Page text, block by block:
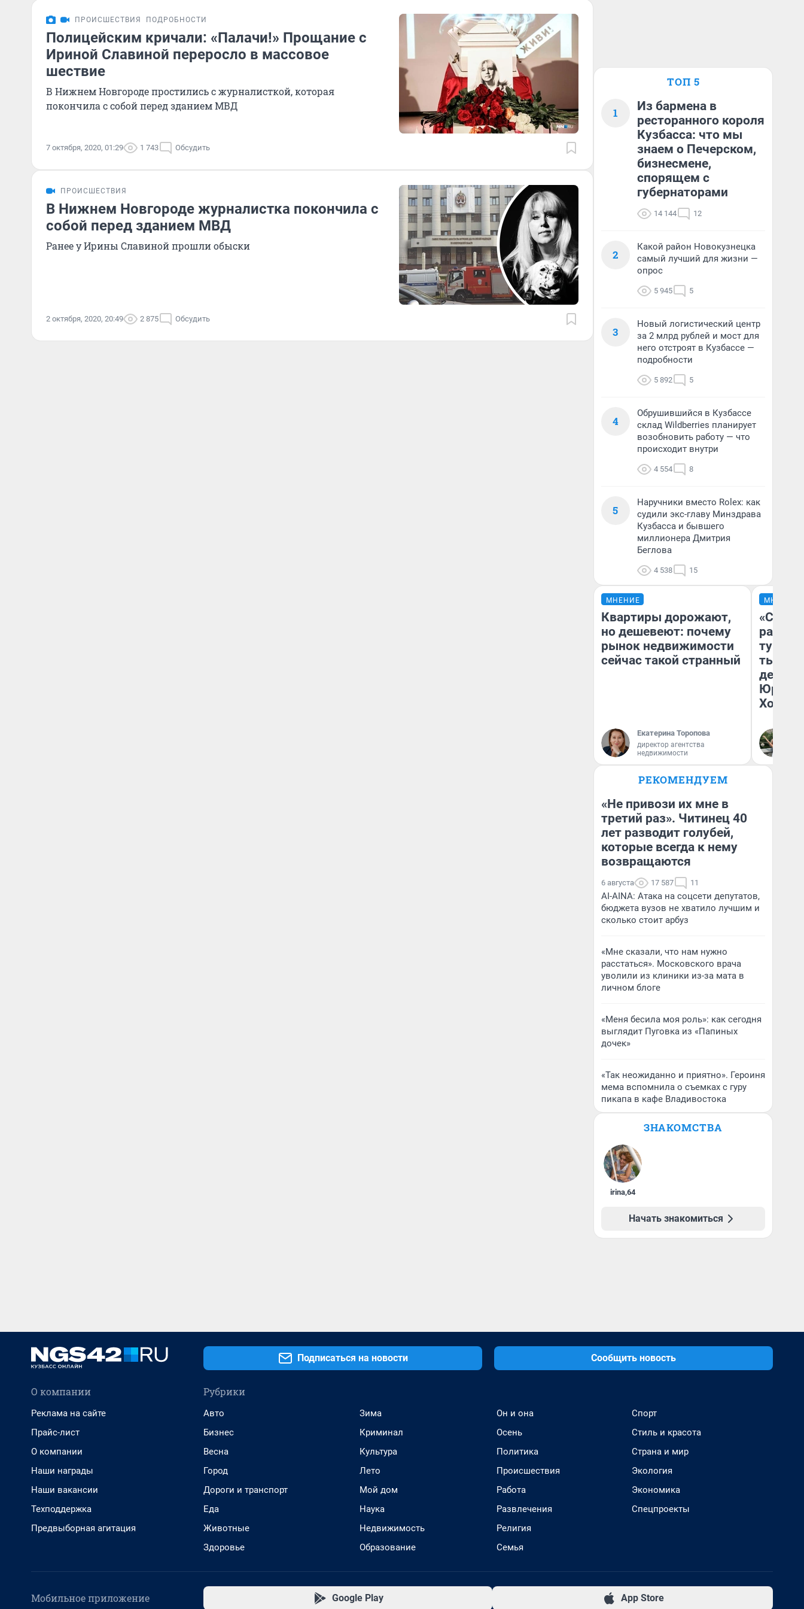
ПРОИСШЕСТВИЯ ПОДРОБНОСТИ
Полицейским кричали: «Палачи!» Прощание с
Ириной Славиной переросло в массовое
шествие
В Нижнем Новгороде простились с журналисткой, которая
покончила с собой перед зданием МВД
7 октября, 2020, 01:29 1 743 Обсудить
ПРОИСШЕСТВИЯ
В Нижнем Новгороде журналистка покончила с
собой перед зданием МВД
Ранее у Ирины Славиной прошли обыски
2 октября, 2020, 20:49 2 875 Обсудить
ТОП 5
1
Из бармена в
ресторанного короля
Кузбасса: что мы
знаем о Печерском,
бизнесмене,
спорящем с
губернаторами
14 144 12
2
Какой район Новокузнецка
самый лучший для жизни —
опрос
5 945 5
3
Новый логистический центр
за 2 млрд рублей и мост для
него отстроят в Кузбассе —
подробности
5 892 5
4
Обрушившийся в Кузбассе
склад Wildberries планирует
возобновить работу — что
происходит внутри
4 554 8
5
Наручники вместо Rolex: как
судили экс-главу Минздрава
Кузбасса и бывшего
миллионера Дмитрия
Беглова
4 538 15
МНЕНИЕ
Квартиры дорожают,
но дешевеют: почему
рынок недвижимости
сейчас такой странный
Екатерина Торопова
директор агентства
недвижимости
МНЕНИЕ
тысяч,
день
РЕКОМЕНДУЕМ
«Не привози их мне в
третий раз». Читинец 40
лет разводит голубей,
которые всегда к нему
возвращаются
6 августа 17 587 11
AI-AINA: Атака на соцсети депутатов,
бюджета вузов не хватило лучшим и
сколько стоит арбуз
«Мне сказали, что нам нужно
расстаться». Московского врача
уволили из клиники из-за мата в
личном блоге
«Меня бесила моя роль»: как сегодня
выглядит Пуговка из «Папиных
дочек»
«Так неожиданно и приятно». Героиня
мема вспомнила о съемках с гуру
пикапа в кафе Владивостока
ЗНАКОМСТВА
irina,64
Начать знакомиться
Подписаться на новости Сообщить новость
О компании
Реклама на сайте
Прайс-лист
О компании
Наши награды
Наши вакансии
Техподдержка
Предвыборная агитация
Рубрики
Авто
Бизнес
Весна
Город
Дороги и транспорт
Еда
Животные
Здоровье
Зима
Криминал
Культура
Лето
Мой дом
Наука
Недвижимость
Образование
Он и она
Осень
Политика
Происшествия
Работа
Развлечения
Религия
Семья
Спорт
Стиль и красота
Страна и мир
Экология
Экономика
Спецпроекты
Мобильное приложение Google Play App Store